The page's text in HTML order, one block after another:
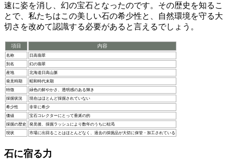
速に姿を消し、幻の宝石となったのです。その歴史を知るこ
とで、 私たちはこの美しい石の希少性と、自然環境を守る大
切さを改めて認識する必要があると言えるでしょう。
項目 内容
名称
日高翡翠
別名
幻の翡翠
産地
北海道日高山脈
発見時期
昭和時代末期
特徴
緑色の鮮やかさ、透明感のある輝き
採掘状況
現在はほとんど採掘されていない
希少性
非常に希少
価値
宝石コレクターにとって垂涎の的
採掘の歴史
発見後、採掘ラッシュにより数年のうちに枯渇
現状
市場に出回ることはほとんどなく、過去の採掘品が大切に保管・加工されている
石に宿る力